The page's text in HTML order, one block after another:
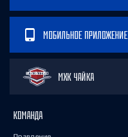
МОБИЛЬНОЕ ПРИЛОЖЕНИЕ
МХК ЧАЙКА
КОМАНДА